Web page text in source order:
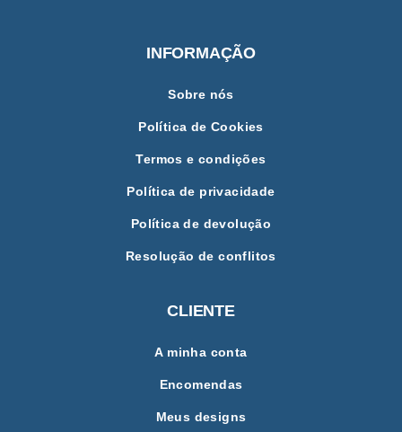
INFORMAÇÃO
Sobre nós
Política de Cookies
Termos e condições
Política de privacidade
Política de devolução
Resolução de conflitos
CLIENTE
A minha conta
Encomendas
Meus designs